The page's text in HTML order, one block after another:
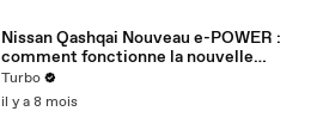
Nissan Qashqai Nouveau e-POWER :
comment fonctionne la nouvelle
génération de la technologie Nissan e-
POWER ?
Turbo
il y a 8 mois